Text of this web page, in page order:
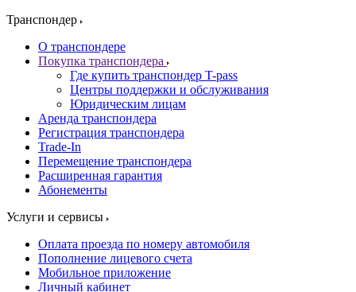
Транспондер
О транспондере
Покупка транспондера
Где купить транспондер T-pass
Центры поддержки и обслуживания
Юридическим лицам
Аренда транспондера
Регистрация транспондера
Trade-In
Перемещение транспондера
Расширенная гарантия
Абонементы
Услуги и сервисы
Оплата проезда по номеру автомобиля
Пополнение лицевого счета
Мобильное приложение
Личный кабинет